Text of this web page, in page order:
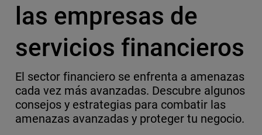
las empresas de
servicios financieros
El sector financiero se enfrenta a amenazas
cada vez más avanzadas. Descubre algunos
consejos y estrategias para combatir las
amenazas avanzadas y proteger tu negocio.